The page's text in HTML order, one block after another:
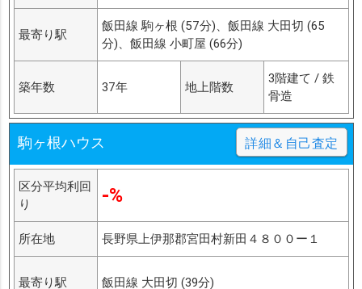
最寄り駅
飯田線 駒ヶ根 (57分)、飯田線 大田切 (65
分)、飯田線 小町屋 (66分)
築年数 37年 地上階数
3階建て / 鉄
骨造
駒ヶ根ハウス 詳細＆自己査定
区分平均利回
り
-%
所在地 長野県上伊那郡宮田村新田４８００ー１
最寄り駅 飯田線 大田切 (39分)